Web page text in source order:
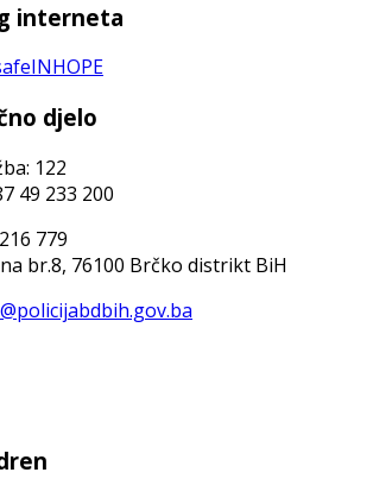
interneta
djelo
122
49 233 200
779
br.8, 76100 Brčko distrikt BiH